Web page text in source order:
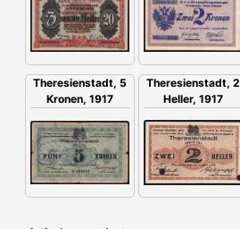
Theresienstadt, 5
Kronen, 1917
Theresienstadt, 2
Heller, 1917